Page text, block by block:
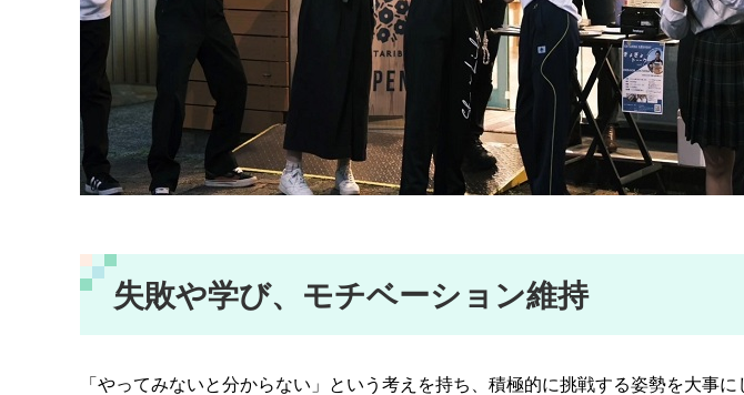
失敗や学び、モチベーション維持
「やってみないと分からない」という考えを持ち、積極的に挑戦する姿勢を大事